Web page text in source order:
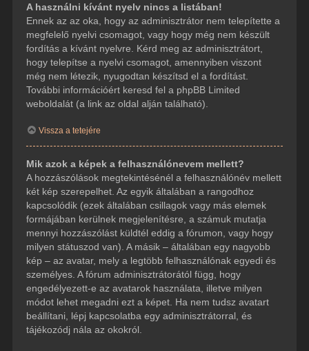
A használni kívánt nyelv nincs a listában!
Ennek az az oka, hogy az adminisztrátor nem telepítette a
megfelelő nyelvi csomagot, vagy hogy még nem készült
fordítás a kívánt nyelvre. Kérd meg az adminisztrátort,
hogy telepítse a nyelvi csomagot, amennyiben viszont
még nem létezik, nyugodtan készítsd el a fordítást.
További információért keresd fel a phpBB Limited
weboldalát (a link az oldal alján található).
Vissza a tetejére
Mik azok a képek a felhasználónevem mellett?
A hozzászólások megtekintésénél a felhasználónév mellett
két kép szerepelhet. Az egyik általában a rangodhoz
kapcsolódik (ezek általában csillagok vagy más elemek
formájában kerülnek megjelenítésre, a számuk mutatja
mennyi hozzászólást küldtél eddig a fórumon, vagy hogy
milyen státuszod van). A másik – általában egy nagyobb
kép – az avatar, mely a legtöbb felhasználónak egyedi és
személyes. A fórum adminisztrátorától függ, hogy
engedélyezett-e az avatarok használata, illetve milyen
módot lehet megadni ezt a képet. Ha nem tudsz avatart
beállítani, lépj kapcsolatba egy adminisztrátorral, és
tájékozódj nála az okokról.